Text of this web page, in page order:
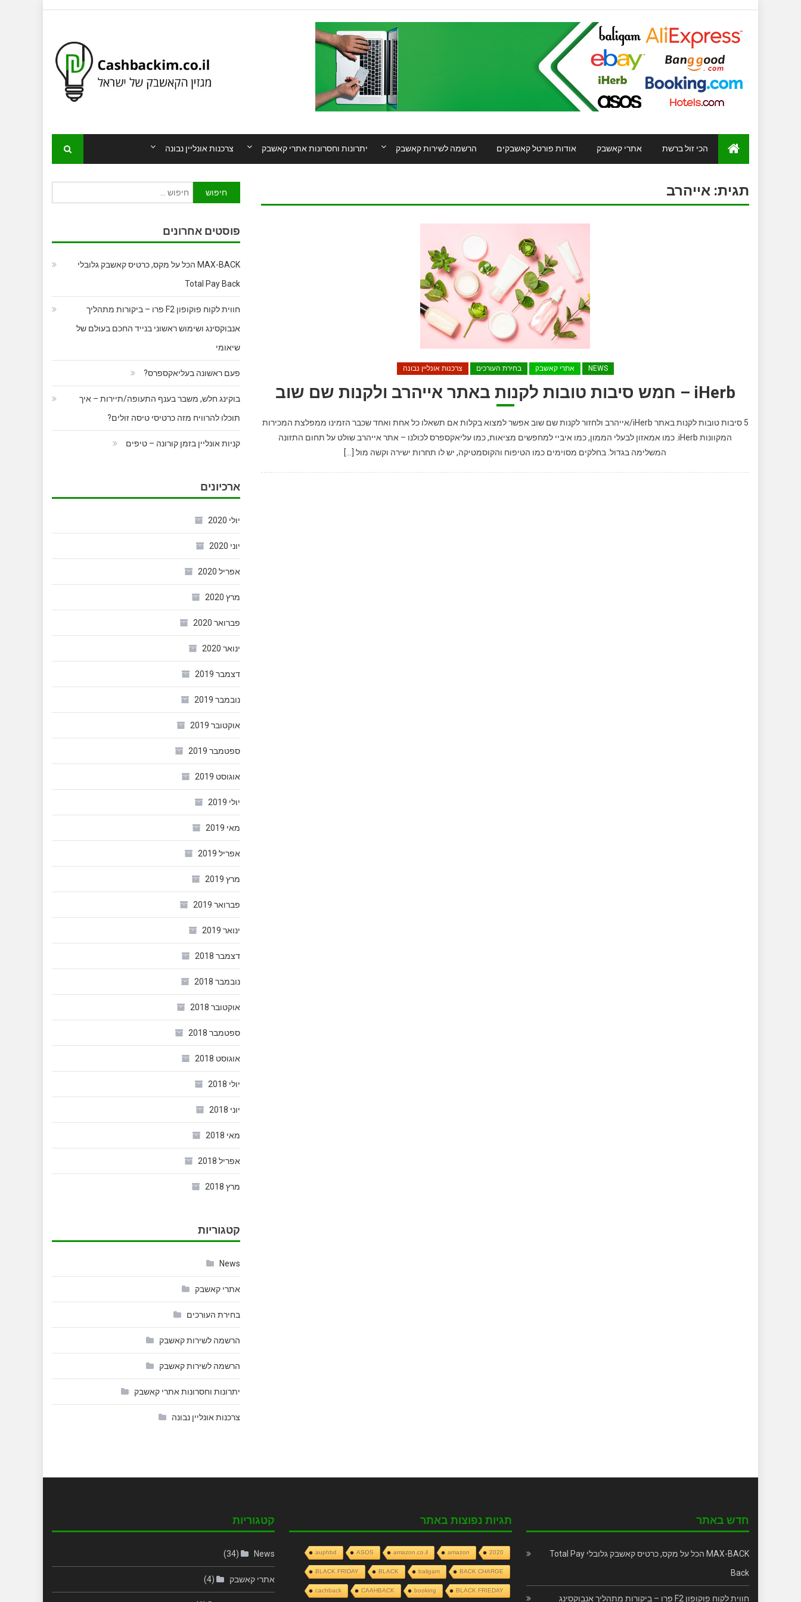
צרכנות אונליין נבונה יתרונות וחסרונות אתרי קאשבק הרשמה לשירות קאשבק אודות פורטל קאשבקים אתרי קאשבק הכי זול ברשת
תגית: אייהרב
NEWS אתרי קאשבק בחירת העורכים צרכנות אונליין נבונה
iHerb – חמש סיבות טובות לקנות באתר אייהרב ולקנות שם שוב
5 סיבות טובות לקנות באתר iHerb/אייהרב ולחזור לקנות שם שוב אפשר למצוא בקלות אם תשאלו כל אחת ואחד שכבר הזמינו ממפלצת המכירות
המקוונות iHerb. כמו אמאזון לבעלי הממון, כמו איביי למחפשים מציאות, כמו עליאקספרס לכולנו – אתר אייהרב שולט על תחום התזונה
המשלימה בגדול. בחלקים מסוימים כמו הטיפוח והקוסמטיקה, יש לו תחרות ישירה וקשה מול […]
חיפוש:
פוסטים אחרונים
MAX-BACK הכל על מקס, כרטיס קאשבק גלובלי
Total Pay Back
חווית לקוח פוקופון F2 פרו – ביקורות מתהליך
אנבוקסינג ושימוש ראשוני בנייד החכם בעולם של
שיאומי
פעם ראשונה בעליאקספרס?
בוקינג חלש, משבר בענף התעופה/תיירות – איך
תוכלו להרוויח מזה כרטיסי טיסה זולים?
קניות אונליין בזמן קורונה – טיפים
ארכיונים
יולי 2020
יוני 2020
אפריל 2020
מרץ 2020
פברואר 2020
ינואר 2020
דצמבר 2019
נובמבר 2019
אוקטובר 2019
ספטמבר 2019
אוגוסט 2019
יולי 2019
מאי 2019
אפריל 2019
מרץ 2019
פברואר 2019
ינואר 2019
דצמבר 2018
נובמבר 2018
אוקטובר 2018
ספטמבר 2018
אוגוסט 2018
יולי 2018
יוני 2018
מאי 2018
אפריל 2018
מרץ 2018
קטגוריות
News
אתרי קאשבק
בחירת העורכים
הרשמה לשירות קאשבק
הרשמה לשירות קאשבק
יתרונות וחסרונות אתרי קאשבק
צרכנות אונליין נבונה
קטגוריות
News
(34)
אתרי קאשבק (4)
תגיות נפוצות באתר
2020
amazon
amazon.co.il
ASOS
auphbd
BACK CHARGE
baligam
BLACK
BLACK FRIDAY
BLACK FRIEDAY
booking
CAAHBACK
cachback
חדש באתר
MAX-BACK הכל על מקס, כרטיס קאשבק גלובלי Total Pay
Back
חווית לקוח פוקופון F2 פרו – ביקורות מתהליך אנבוקסינג